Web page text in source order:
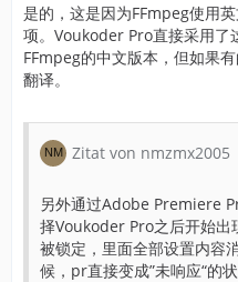
是的，这是因为FFmpeg使用
项。Voukoder Pro直接采用了
FFmpeg的中文版本，但如果
翻译。
Zitat von nmzmx2005
另外通过Adobe Premiere
择Voukoder Pro之后开始出
被锁定，里面全部设置内容
候，pr直接变成”未响应“的